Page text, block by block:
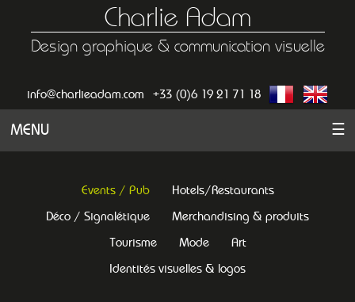
Charlie Adam
Design graphique & communication visuelle
info@charlieadam.com +33 (0)6 19 21 71 18
MENU ☰
Events / Pub
Hotels/Restaurants
Déco / Signalétique
Merchandising & produits
Tourisme
Mode
Art
Identités visuelles & logos